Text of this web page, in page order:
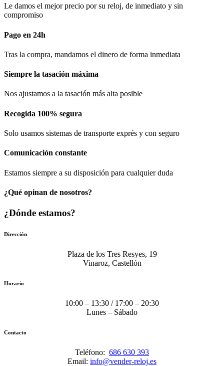
Le damos el mejor precio por su reloj, de inmediato y sin
compromiso
Pago en 24h
Tras la compra, mandamos el dinero de forma inmediata
Siempre la tasación máxima
Nos ajustamos a la tasación más alta posible
Recogida 100% segura​
Solo usamos sistemas de transporte exprés y con seguro
Comunicación​ constante
Estamos siempre a su disposición para cualquier duda
¿Qué opinan de nosotros?
¿Dónde estamos?
Dirección
Plaza de los Tres Resyes, 19
Vinaroz, Castellón
Horario
10:00 – 13:30 / 17:00 – 20:30
Lunes – Sábado
Contacto
Teléfono: 686 630 393
Email: info@vender-reloj.es